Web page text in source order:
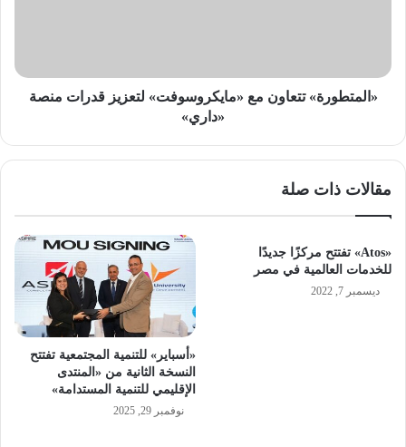
«المتطورة» تتعاون مع «مايكروسوفت» لتعزيز قدرات منصة
«داري»
مقالات ذات صلة
«Atos» تفتتح مركزًا جديدًا
للخدمات العالمية في مصر
ديسمبر 7, 2022
«أسباير» للتنمية المجتمعية تفتتح
النسخة الثانية من «المنتدى
الإقليمي للتنمية المستدامة»
نوفمبر 29, 2025